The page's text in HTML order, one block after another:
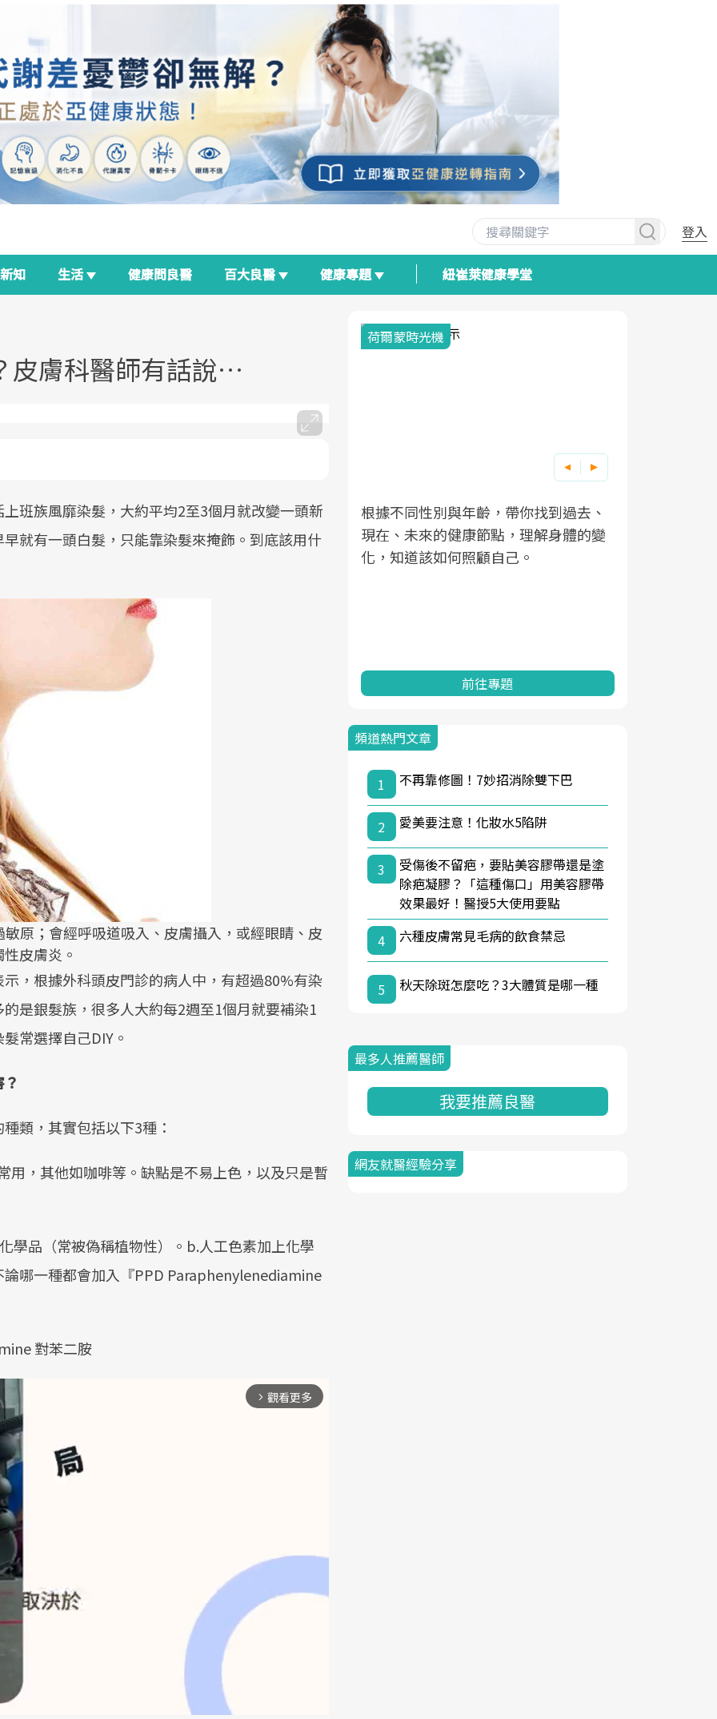
登入
新知 生活 健康問良醫 百大良醫 健康專題 紐崔萊健康學堂
皮膚科醫師有話說…
班族風靡染髮，大約平均2至3個月就改變一頭新
就有一頭白髮，只能靠染髮來掩飾。到底該用什
原；會經呼吸道吸入、皮膚攝入，或經眼睛、皮
皮膚炎。
，根據外科頭皮門診的病人中，有超過80%有染
是銀髮族，很多人大約每2週至1個月就要補染1
常選擇自己DIY。
類，其實包括以下3種：
用，其他如咖啡等。缺點是不易上色，以及只是暫
學品（常被偽稱植物性）。b.人工色素加上化學
哪一種都會加入『PPD Paraphenylenediamine
對苯二胺
arrow_forward_ios 觀看更多
面對超高齡社會的浪潮，台灣正在快速
邁向「健康照護」的新時代。隨著國家
關注的核心議題。然而，健檢不只是醫
療院所的服務，更是民眾了解自身健康
狀況、啟動健康管理的重要起點。
2025年，就到良醫生活祭體驗「一站式
健康新生活」，從講座、體驗到運動，
良醫健康網從「換季的身體變化」出
發，透過醫學觀點與日常感受的對話，
荷爾蒙時光機
根據不同性別與年齡，帶你找到過去、
現在、未來的健康節點，理解身體的變
化，知道該如何照顧自己。
前往專題
頻道熱門文章
1 不再靠修圖！7妙招消除雙下巴
2 愛美要注意！化妝水5陷阱
3
受傷後不留疤，要貼美容膠帶還是塗
除疤凝膠？「這種傷口」用美容膠帶
效果最好！醫授5大使用要點
4
六種皮膚常見毛病的飲食禁忌
5 秋天除斑怎麼吃？3大體質是哪一種
最多人推薦醫師
我要推薦良醫
網友就醫經驗分享